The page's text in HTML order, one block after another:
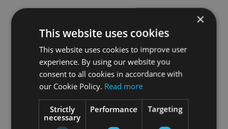
×
This website uses cookies
This website uses cookies to improve user
experience. By using our website you
consent to all cookies in accordance with
our Cookie Policy. Read more
Strictly
necessary
Performance Targeting